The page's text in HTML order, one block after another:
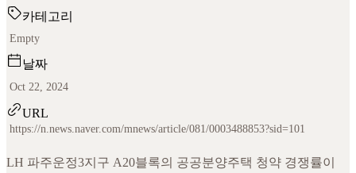
카테고리
Empty
날짜
Oct 22, 2024
URL
https://n.news.naver.com/mnews/article/081/0003488853?sid=101
LH 파주운정3지구 A20블록의 공공분양주택 청약 경쟁률이